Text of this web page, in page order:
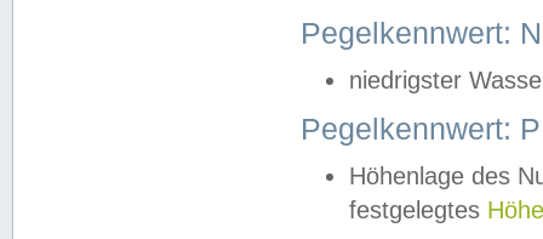
Pegelkennwert:
niedrigster
Pegelkennwert:
Höhenlage des
festgelegtes